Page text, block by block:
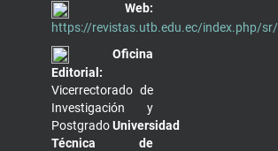
Web:
https://revistas.utb.edu.ec/index.php/sr/
Oficina
Editorial:
Vicerrectorado de
Investigación y
PostgradoUniversidad
Técnica de